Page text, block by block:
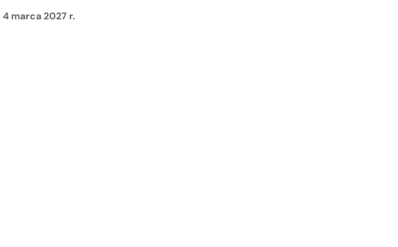
4 marca 2027 r.